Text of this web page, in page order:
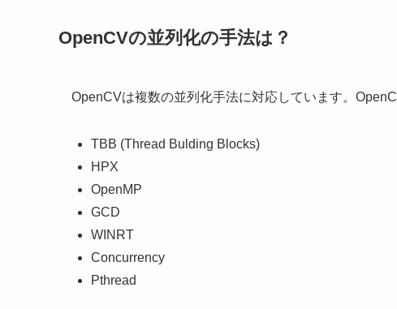
OpenCVの並列化の手法は？
OpenCVは複数の並列化手法に対応しています。
TBB (Thread Bulding Blocks)
HPX
OpenMP
GCD
WINRT
Concurrency
Pthread